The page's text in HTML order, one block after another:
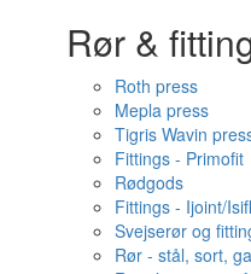
Rør &
Roth press
Mepla press
Tigris Wavin
Fittings - Primofit
Rødgods
Fittings - Ijoint/
Svejserør og
Rør - stål, sort,